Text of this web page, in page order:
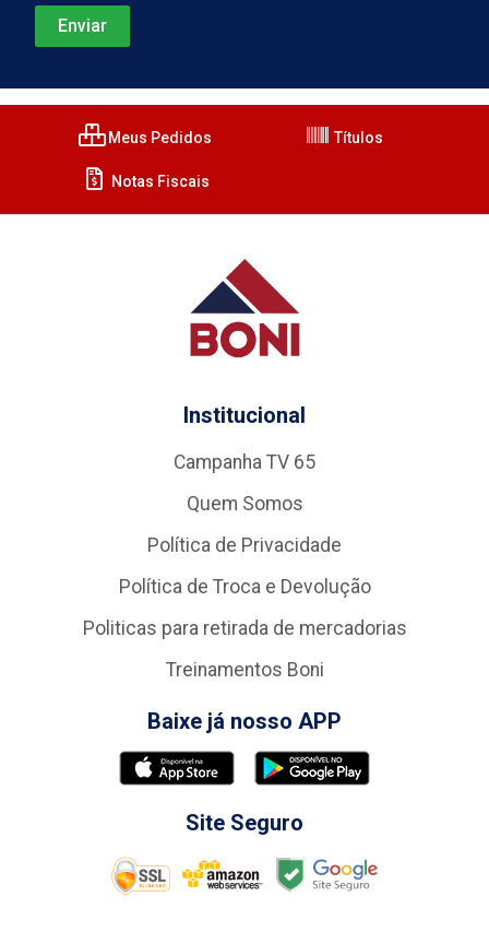
Meus Pedidos Títulos
Notas Fiscais
Institucional
Campanha TV 65
Quem Somos
Política de Privacidade
Política de Troca e Devolução
Politicas para retirada de mercadorias
Treinamentos Boni
Baixe já nosso APP
Site Seguro